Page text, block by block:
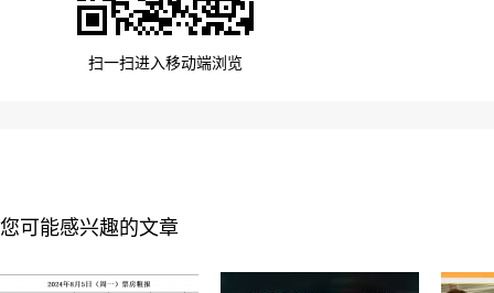
扫一扫进入移动端浏览
您可能感兴趣的文章